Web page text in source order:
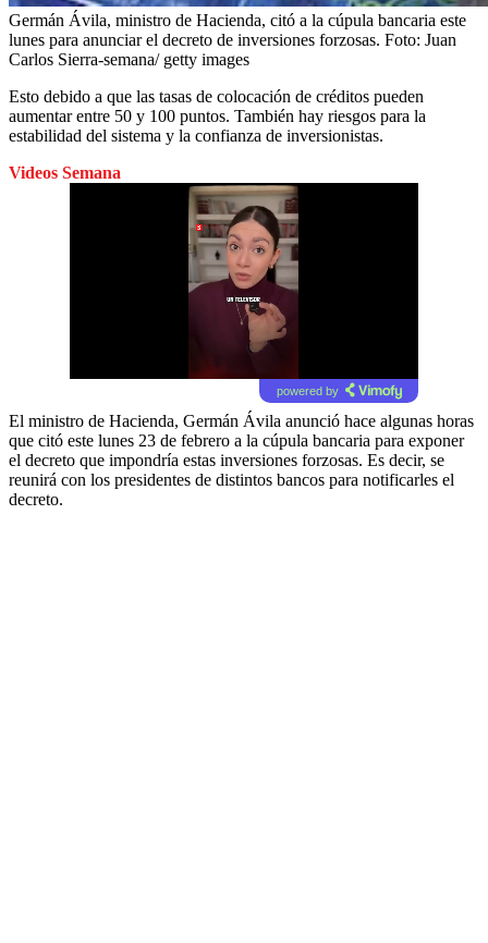
Germán Ávila, ministro de Hacienda, citó a la cúpula bancaria este
lunes para anunciar el decreto de inversiones forzosas. Foto: Juan
Carlos Sierra-semana/ getty images
Esto debido a que las tasas de colocación de créditos pueden
aumentar entre 50 y 100 puntos. También hay riesgos para la
estabilidad del sistema y la confianza de inversionistas.
Videos Semana
powered by
El ministro de Hacienda, Germán Ávila anunció hace algunas horas
que citó este lunes 23 de febrero a la cúpula bancaria para exponer
el decreto que impondría estas inversiones forzosas. Es decir, se
reunirá con los presidentes de distintos bancos para notificarles el
decreto.